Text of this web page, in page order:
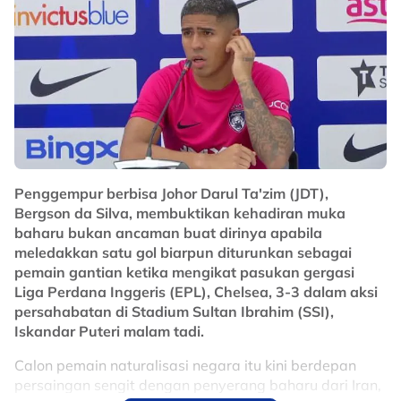
Penggempur berbisa Johor Darul Ta'zim (JDT),
Bergson da Silva, membuktikan kehadiran muka
baharu bukan ancaman buat dirinya apabila
meledakkan satu gol biarpun diturunkan sebagai
pemain gantian ketika mengikat pasukan gergasi
Liga Perdana Inggeris (EPL), Chelsea, 3-3 dalam aksi
persahabatan di Stadium Sultan Ibrahim (SSI),
Iskandar Puteri malam tadi.
Calon pemain naturalisasi negara itu kini berdepan
persaingan sengit dengan penyerang baharu dari Iran,